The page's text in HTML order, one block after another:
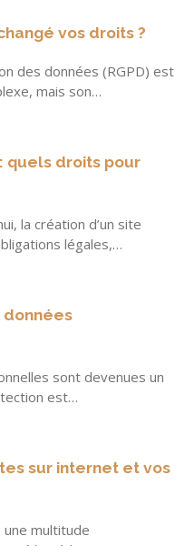
vos droits ?
des données (RGPD) est
mais son…
quels droits pour
la création d’un site
légales,…
données
sont devenues un
est…
sur internet et vos
une multitude